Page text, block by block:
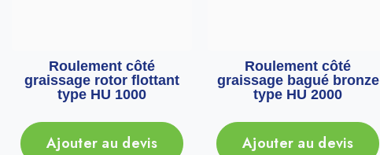
Roulement côté
graissage rotor flottant
type HU 1000
Ajouter au devis
Roulement côté
graissage bagué bronze
type HU 2000
Ajouter au devis